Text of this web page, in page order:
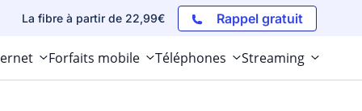
La fibre à partir de 22,99€ Rappel gratuit
Forfaits mobile Téléphones Streaming